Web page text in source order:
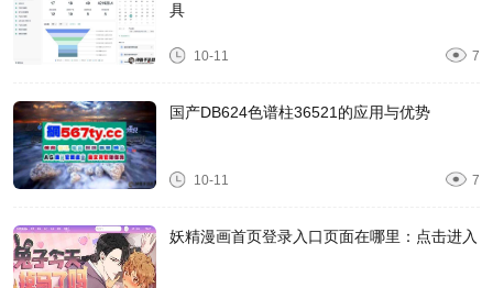
具
10-11 7
国产DB624色谱柱36521的应用与优势
10-11 7
妖精漫画首页登录入口页面在哪里：点击进入